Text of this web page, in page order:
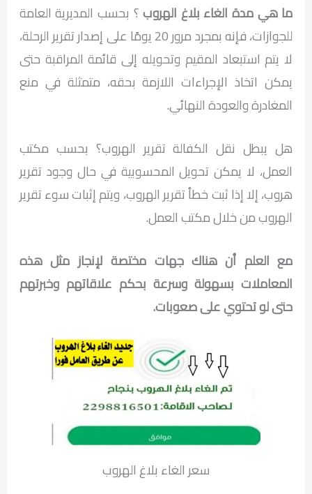
ما هي مدة الغاء بلاغ الهروب؟ بحسب المديرية العامة
للجوازات، فإنه بمجرد مرور 20 يومًا على إصدار تقرير الرحلة،
لا يتم استبعاد المقيم وتحويله إلى قائمة المراقبة حتى
يمكن اتخاذ الإجراءات اللازمة بحقه، متمثلة في منع
المغادرة والعودة النهائي.
هل يبطل نقل الكفالة تقرير الهروب؟ بحسب مكتب
العمل، لا يمكن تحويل المحسوبية في حال وجود تقرير
هروب، إلا إذا ثبت خطأ تقرير الهروب، ويتم إثبات سوء تقرير
الهروب من خلال مكتب العمل.
مع العلم أن هناك جهات مختصة لإنجاز مثل هذه
المعاملات بسهولة وسرعة بحكم علاقاتهم وخبرتهم
حتى لو تحتوي على صعوبات.
سعر الغاء بلاغ الهروب